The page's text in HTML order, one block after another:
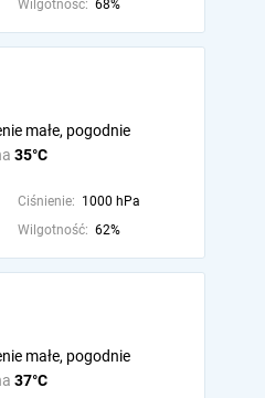
Wilgotność: 68%
35°C
małe, pogodnie
Ciśnienie: 1000 hPa
Wilgotność: 62%
37°C
małe, pogodnie